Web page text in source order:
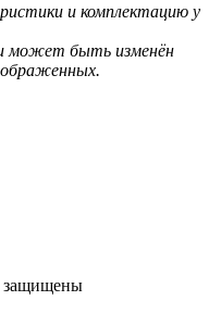
и комплектацию у
может быть изменён
защищены